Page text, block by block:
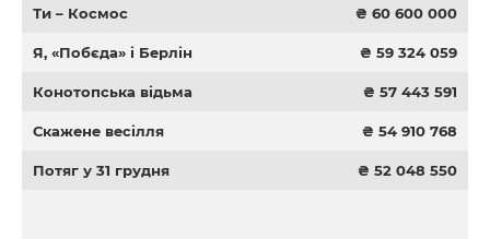
Ти – Космос ₴ 60 600 000
Я, «Побєда» і Берлін ₴ 59 324 059
Конотопська відьма ₴ 57 443 591
Скажене весілля ₴ 54 910 768
Потяг у 31 грудня ₴ 52 048 550